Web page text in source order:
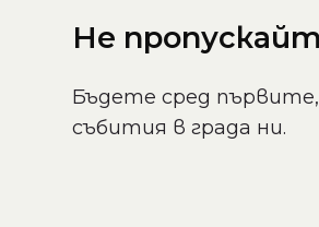
Не
Бъдете сред първите,
събития в града ни.